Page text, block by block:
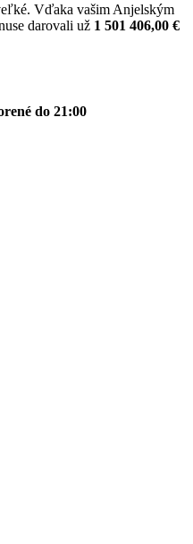
Vďaka vašim Anjelským
darovali už 1 501 406,00 €
do 21:00